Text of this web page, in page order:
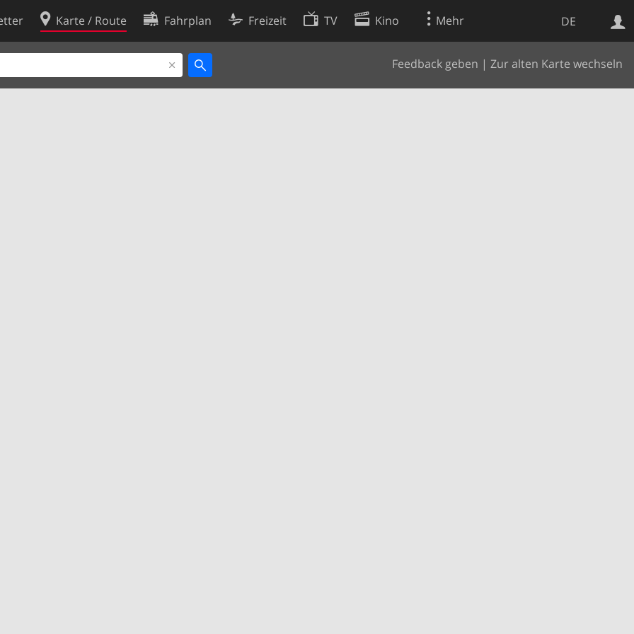
DE
Karte / Route Fahrplan Freizeit TV Kino Mehr
Feedback geben | Zur alten Karte wechseln
Websuche
Cookie-Richtlinie
Cookie-Einstellungen